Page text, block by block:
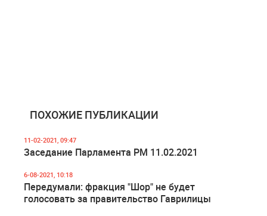
ПОХОЖИЕ ПУБЛИКАЦИИ
11-02-2021, 09:47
Заседание Парламента РМ 11.02.2021
6-08-2021, 10:18
Передумали: фракция "Шор" не будет
голосовать за правительство Гаврилицы